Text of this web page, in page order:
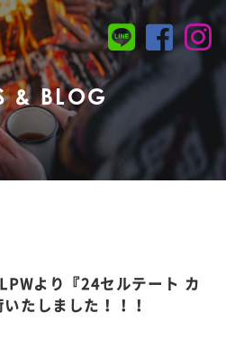
& BLOG
より『24セルテート カ
たしました！！！